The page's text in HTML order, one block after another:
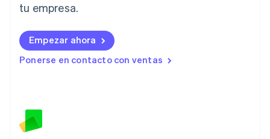
tu empresa.
Empezar ahora
Ponerse en contacto con ventas
DeutschEnglish
English
Luxemburgo
FrançaisDeutschEnglish
English
México